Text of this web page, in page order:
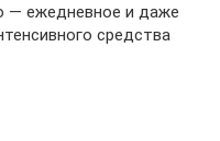
— ежедневное и даже
средства